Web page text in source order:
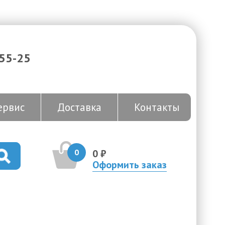
25
Доставка Контакты
0
0 ₽
Оформить заказ